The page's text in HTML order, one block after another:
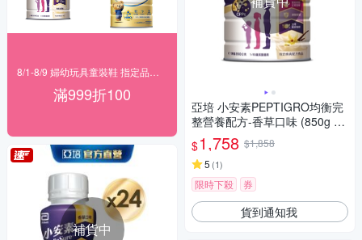
滿999折100
補貨中
亞培 小安素PEPTIGRO均衡完
整營養配方-香草口味 (850g x
2入)
$1,758 $1,858
5 (1)
限時下殺 券
貨到通知我